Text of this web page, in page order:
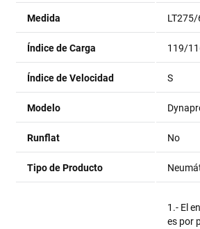
Medida LT275/
Índice de Carga 119/
Índice de Velocidad S
Modelo
Runflat No
Tipo de Producto
1.- El
es por